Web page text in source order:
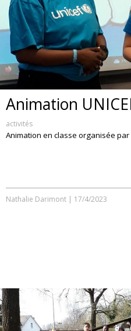
Animation
activités
Animation en classe organisée
Nathalie Darimont | 17/4/2023